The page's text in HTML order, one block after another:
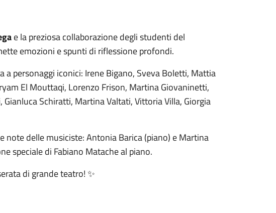
e la preziosa collaborazione degli studenti del
emozioni e spunti di riflessione profondi.
personaggi iconici: Irene Bigano, Sveva Boletti, Mattia
El Mouttaqi, Lorenzo Frison, Martina Giovaninetti,
Schiratti, Martina Valtati, Vittoria Villa, Giorgia
note delle musiciste: Antonia Barica (piano) e Martina
speciale di Fabiano Matache al piano.
di grande teatro! ✨